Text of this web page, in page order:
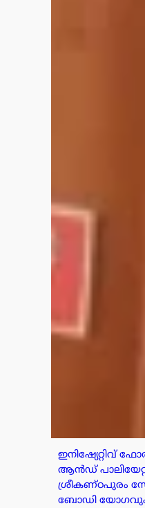
ഇനിഷ്യേറ്റിവ്
ആൻഡ്
ശ്രീകണ്ഠപുരം
ബോഡി യോഗവും